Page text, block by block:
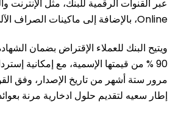
Online، بالإضافة إلى ماكينات الصراف الآلي.
ويتيح البنك للعملاء الإقتراض بضمان
90 % من قيمتها الإسمية، مع إمكانية
مرور ستة أشهر من تاريخ الإصدار، وفق
إطار سعيه لتقديم حلول ادخارية مرنة